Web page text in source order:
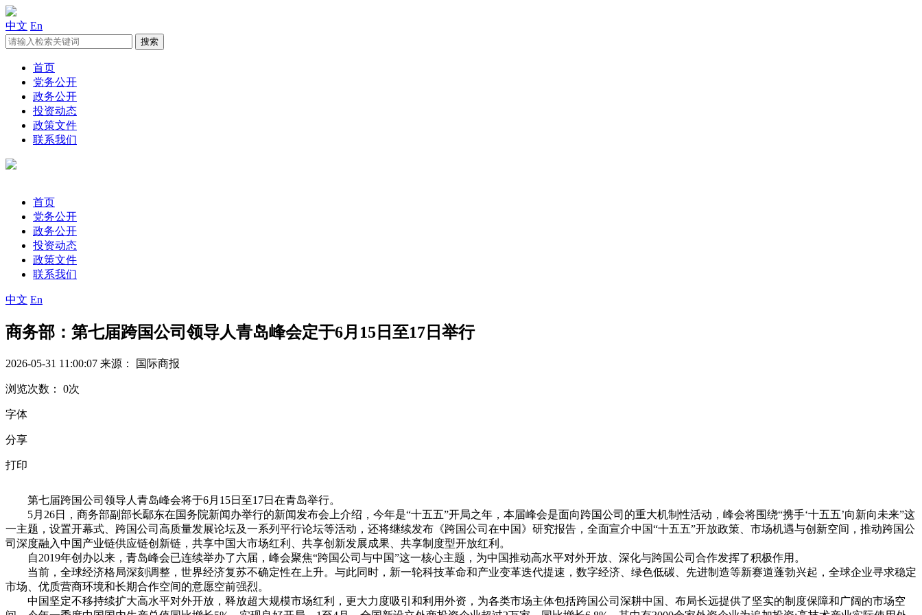
中文 En
首页
党务公开
政务公开
投资动态
政策文件
联系我们
首页
党务公开
政务公开
投资动态
政策文件
联系我们
中文 En
商务部：第七届跨国公司领导人青岛峰会定于6月15日至17日举行
2026-05-31 11:00:07 来源： 国际商报
浏览次数： 0次
字体
分享
打印
第七届跨国公司领导人青岛峰会将于6月15日至17日在青岛举行。
5月26日，商务部副部长鄢东在国务院新闻办举行的新闻发布会上介绍，今年是“十五五”开局之年，本届峰会是面向跨国公司的重大机制性活动，峰会将围绕“携手‘十五五’向新向未来”这
一主题，设置开幕式、跨国公司高质量发展论坛及一系列平行论坛等活动，还将继续发布《跨国公司在中国》研究报告，全面宣介中国“十五五”开放政策、市场机遇与创新空间，推动跨国公
司深度融入中国产业链供应链创新链，共享中国大市场红利、共享创新发展成果、共享制度型开放红利。
自2019年创办以来，青岛峰会已连续举办了六届，峰会聚焦“跨国公司与中国”这一核心主题，为中国推动高水平对外开放、深化与跨国公司合作发挥了积极作用。
当前，全球经济格局深刻调整，世界经济复苏不确定性在上升。与此同时，新一轮科技革命和产业变革迭代提速，数字经济、绿色低碳、先进制造等新赛道蓬勃兴起，全球企业寻求稳定
市场、优质营商环境和长期合作空间的意愿空前强烈。
中国坚定不移持续扩大高水平对外开放，释放超大规模市场红利，更大力度吸引和利用外资，为各类市场主体包括跨国公司深耕中国、布局长远提供了坚实的制度保障和广阔的市场空